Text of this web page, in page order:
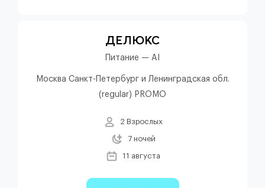
ДЕЛЮКС
Питание — AI
Москва Санкт-Петербург и Ленинградская обл.
(regular) PROMO
2 Взрослых
7 ночей
11 августа